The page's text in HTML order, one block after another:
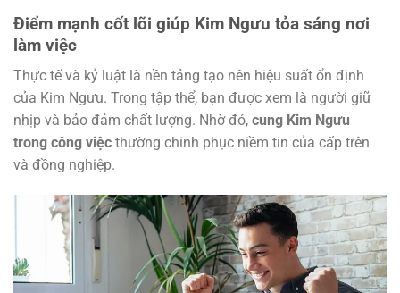
Điểm mạnh cốt lõi giúp Kim Ngưu tỏa sáng nơi
làm việc
Thực tế và kỷ luật là nền tảng tạo nên hiệu suất ổn định
của Kim Ngưu. Trong tập thể, bạn được xem là người giữ
nhịp và bảo đảm chất lượng. Nhờ đó, cung Kim Ngưu
trong công việc thường chinh phục niềm tin của cấp trên
và đồng nghiệp.